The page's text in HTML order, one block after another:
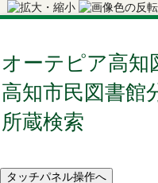
オーテピア高知
高知市民図書館
所蔵検索